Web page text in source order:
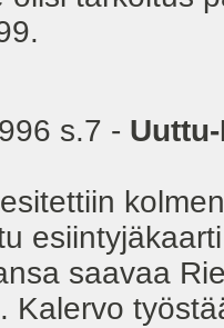
s.7 -
saavaa
Kalervo